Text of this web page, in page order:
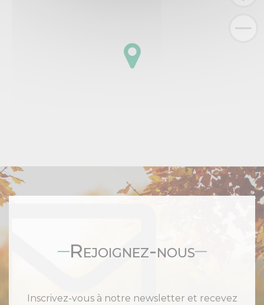
Rejoignez-nous
Inscrivez-vous à notre newsletter et recevez